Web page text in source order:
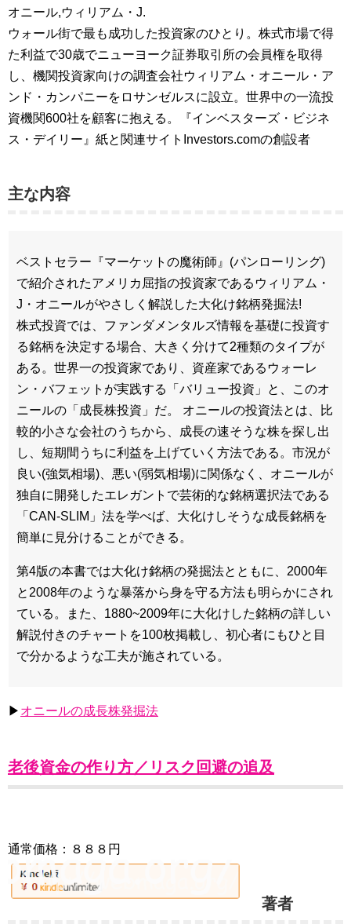
オニール,ウィリアム・J.
ウォール街で最も成功した投資家のひとり。株式市場で得
た利益で30歳でニューヨーク証券取引所の会員権を取得
し、機関投資家向けの調査会社ウィリアム・オニール・ア
ンド・カンパニーをロサンゼルスに設立。世界中の一流投
資機関600社を顧客に抱える。『インベスターズ・ビジネ
ス・デイリー』紙と関連サイトInvestors.comの創設者
主な内容
ベストセラー『マーケットの魔術師』(パンローリング)
で紹介されたアメリカ屈指の投資家であるウィリアム・
J・オニールがやさしく解説した大化け銘柄発掘法!
株式投資では、ファンダメンタルズ情報を基礎に投資す
る銘柄を決定する場合、大きく分けて2種類のタイプが
ある。世界一の投資家であり、資産家であるウォーレ
ン・バフェットが実践する「バリュー投資」と、このオ
ニールの「成長株投資」だ。 オニールの投資法とは、比
較的小さな会社のうちから、成長の速そうな株を探し出
し、短期間うちに利益を上げていく方法である。市況が
良い(強気相場)、悪い(弱気相場)に関係なく、オニールが
独自に開発したエレガントで芸術的な銘柄選択法である
「CAN-SLIM」法を学べば、大化けしそうな成長銘柄を
簡単に見分けることができる。
第4版の本書では大化け銘柄の発掘法とともに、2000年
と2008年のような暴落から身を守る方法も明らかにされ
ている。また、1880~2009年に大化けした銘柄の詳しい
解説付きのチャートを100枚掲載し、初心者にもひと目
で分かるような工夫が施されている。
▶ オニールの成長株発掘法
老後資金の作り方／リスク回避の追及
通常価格：８８８円
著者